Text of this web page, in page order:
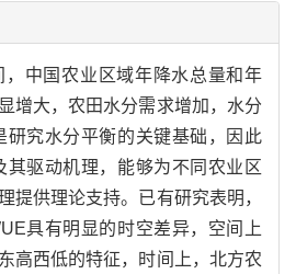
，中国农业区域年降水总量和年
增大，农田水分需求增加，水分
研究水分平衡的关键基础，因此
驱动机理，能够为不同农业区
提供理论支持。已有研究表明，
具有明显的时空差异，空间上
高西低的特征，时间上，北方农